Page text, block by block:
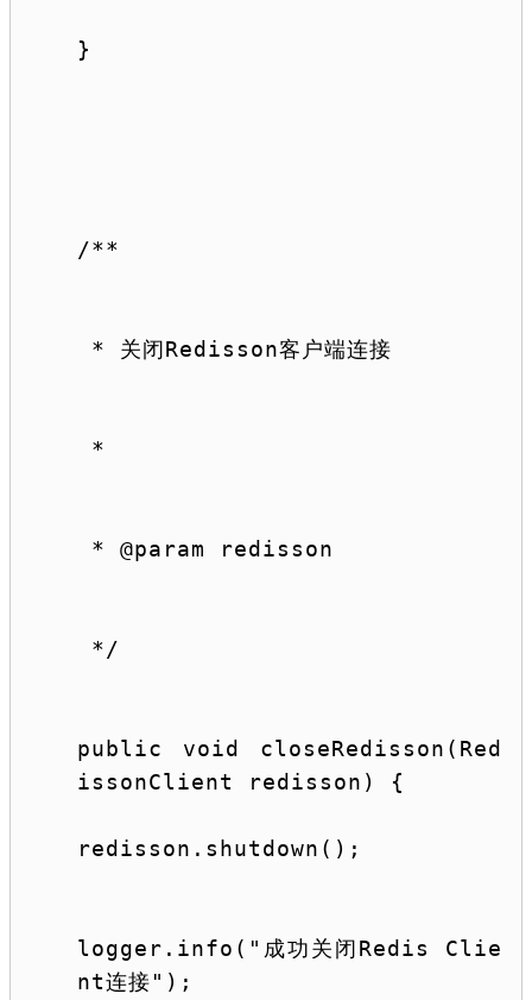
}
/**
* 关闭Redisson客户端连接
*
* @param redisson
*/
public void
closeRedisson(Red
issonClient redisson) {
redisson.shutdown();
logger.info( "成功关闭Redis Clie
nt连接" );